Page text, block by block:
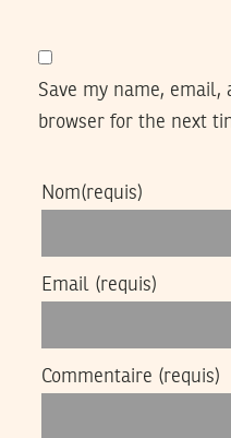
Save my name, email,
browser for the next
Nom(requis)
Email (requis)
Commentaire (requis)